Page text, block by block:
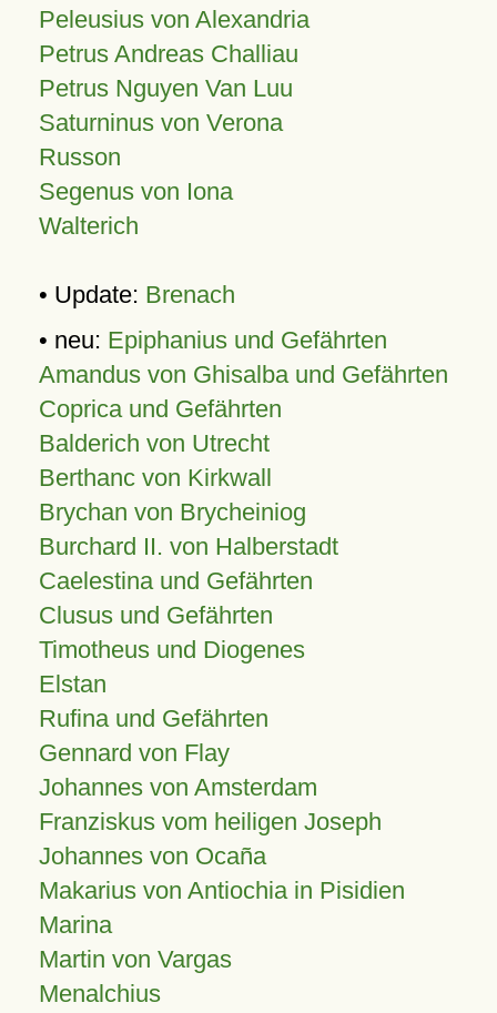
Peleusius von Alexandria
Petrus Andreas Challiau
Petrus Nguyen Van Luu
Saturninus von Verona
Russon
Segenus von Iona
Walterich
• Update: Brenach
• neu: Epiphanius und Gefährten
Amandus von Ghisalba und Gefährten
Coprica und Gefährten
Balderich von Utrecht
Berthanc von Kirkwall
Brychan von Brycheiniog
Burchard II. von Halberstadt
Caelestina und Gefährten
Clusus und Gefährten
Timotheus und Diogenes
Elstan
Rufina und Gefährten
Gennard von Flay
Johannes von Amsterdam
Franziskus vom heiligen Joseph
Johannes von Ocaña
Makarius von Antiochia in Pisidien
Marina
Martin von Vargas
Menalchius